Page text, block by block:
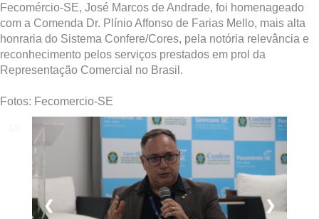
Fecomércio-SE, José Marcos de Andrade, foi homenageado
com a Comenda Dr. Plínio Affonso de Farias Mello, mais alta
honraria do Sistema Confere/Cores, pela notória relevância e
reconhecimento pelos serviços prestados em prol da
Representação Comercial no Brasil.
Fotos: Fecomercio-SE
❮ ❯